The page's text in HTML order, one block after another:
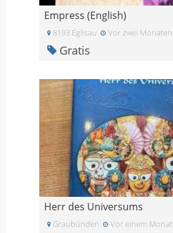
Empress (English)
8193 Eglisau Vor zwei Monaten
Gratis
Herr des Universums
Graubünden Vor einem Monat